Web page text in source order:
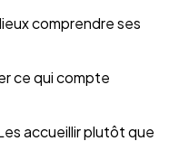
comprendre ses
ce qui compte
accueillir plutôt que